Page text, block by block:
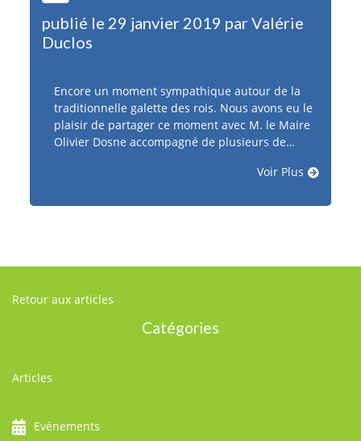
publié le 29 janvier 2019 par Valérie
Duclos
Encore un moment sympathique autour de la
traditionnelle galette des rois. Nous avons eu le
plaisir de partager ce moment avec M. le Maire
Olivier Dosne accompagné de plusieurs de…
Voir Plus
Retour aux articles
Catégories
Articles
Evénements